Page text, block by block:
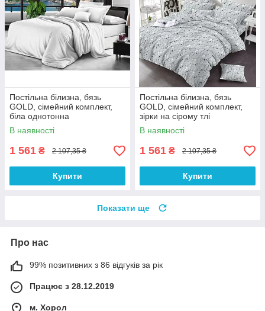
Постільна білизна, бязь
GOLD, сімейний комплект,
біла однотонна
В наявності
1 561 ₴ 2 107,35 ₴
Купити
Постільна білизна, бязь
GOLD, сімейний комплект,
зірки на сірому тлі
В наявності
1 561 ₴ 2 107,35 ₴
Купити
Показати ще
Про нас
99% позитивних з 86 відгуків за рік
Працює з 28.12.2019
м. Хорол